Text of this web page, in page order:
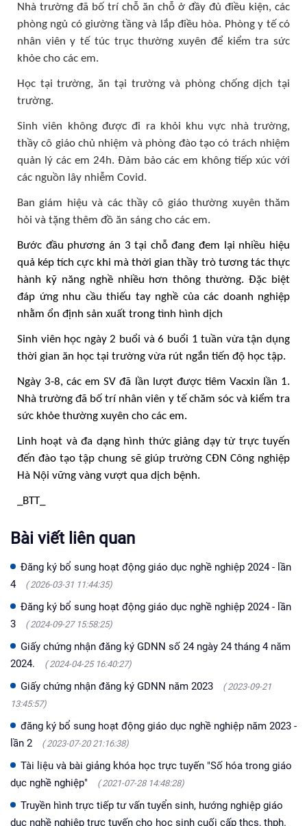
Nhà trường đã bố trí chỗ ăn chỗ ở đầy đủ điều kiện, các
phòng ngủ có giường tầng và lắp điều hòa. Phòng y tế có
nhân viên y tế túc trục thường xuyên để kiểm tra sức
khỏe cho các em.
Học tại trường, ăn tại trường và phòng chống dịch tại
trường.
Sinh viên không được đi ra khỏi khu vực nhà trường,
thầy cô giáo chủ nhiệm và phòng đào tạo có trách nhiệm
quản lý các em 24h. Đảm bảo các em không tiếp xúc với
các nguồn lây nhiễm Covid.
Ban giám hiệu và các thầy cô giáo thường xuyên thăm
hỏi và tặng thêm đồ ăn sáng cho các em.
Bước đầu phương án 3 tại chỗ đang đem lại nhiều hiệu
quả kép tích cực khi mà thời gian thầy trò tương tác thực
hành kỹ năng nghề nhiều hơn thông thường. Đặc biệt
đáp ứng nhu cầu thiếu tay nghề của các doanh nghiệp
nhằm ổn định sản xuất trong tình hình dịch
Sinh viên học ngày 2 buổi và 6 buổi 1 tuần vừa tận dụng
thời gian ăn học tại trường vừa rút ngắn tiến độ học tập.
Ngày 3-8, các em SV đã lần lượt được tiêm Vacxin lần 1.
Nhà trường đã bố trí nhân viên y tế chăm sóc và kiểm tra
sức khỏe thường xuyên cho các em.
Linh hoạt và đa dạng hình thức giảng dạy từ trực tuyến
đến đào tạo tập chung sẽ giúp trường CĐN Công nghiệp
Hà Nội vững vàng vượt qua dịch bệnh.
_BTT_
Bài viết liên quan
Đăng ký bổ sung hoạt động giáo dục nghề nghiệp 2024 - lần
4
( 2026-03-31 11:44:35)
Đăng ký bổ sung hoạt động giáo dục nghề nghiệp 2024 - lần
3
( 2024-09-27 15:58:25)
Giấy chứng nhận đăng ký GDNN số 24 ngày 24 tháng 4 năm
2024.
( 2024-04-25 16:40:27)
Giấy chứng nhận đăng ký GDNN năm 2023
( 2023-09-21
13:45:57)
đăng ký bổ sung hoạt động giáo dục nghề nghiệp năm 2023 -
lần 2
( 2023-07-20 21:16:38)
Tài liệu và bài giảng khóa học trực tuyến "Số hóa trong giáo
dục nghề nghiệp"
( 2021-07-28 14:48:28)
Truyền hình trực tiếp tư vấn tuyển sinh, hướng nghiệp giáo
dục nghề nghiệp trực tuyến cho học sinh cuối cấp thcs, thph.